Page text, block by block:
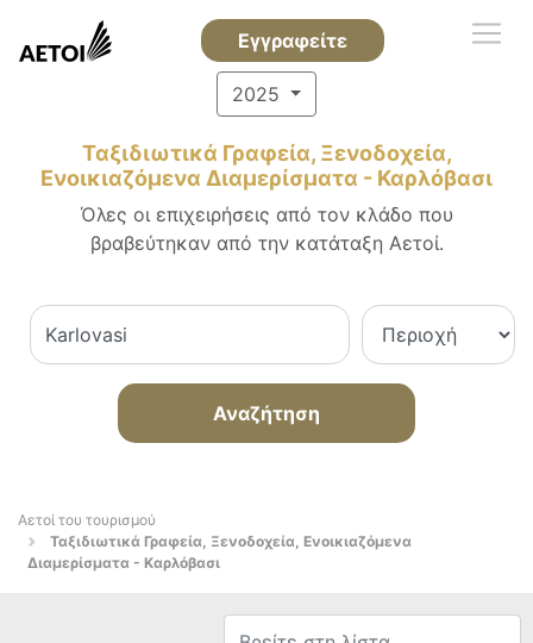
Εγγραφείτε
2025
Ταξιδιωτικά Γραφεία, Ξενοδοχεία,
Ενοικιαζόμενα Διαμερίσματα - Καρλόβασι
Όλες οι επιχειρήσεις από τον κλάδο που
βραβεύτηκαν από την κατάταξη Αετοί.
Αναζήτηση
Αετοί του τουρισμού
Ταξιδιωτικά Γραφεία, Ξενοδοχεία, Ενοικιαζόμενα
Διαμερίσματα - Καρλόβασι